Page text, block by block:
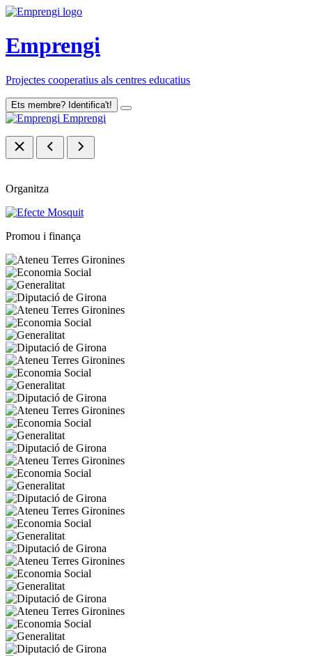
Emprengi
Projectes cooperatius als centres educatius
Ets membre? Identifica't!
Emprengi
Organitza
Promou i finança